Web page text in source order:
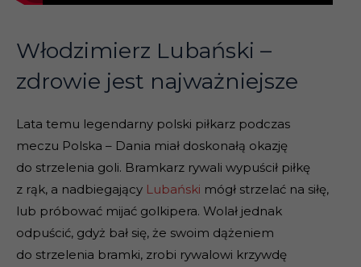
Włodzimierz Lubański –
zdrowie jest najważniejsze
Lata temu legendarny polski piłkarz podczas
meczu Polska – Dania miał doskonałą okazję
do strzelenia goli. Bramkarz rywali wypuścił piłkę
z rąk, a nadbiegający Lubański mógł strzelać na siłę,
lub próbować mijać golkipera. Wolał jednak
odpuścić, gdyż bał się, że swoim dążeniem
do strzelenia bramki, zrobi rywalowi krzywdę